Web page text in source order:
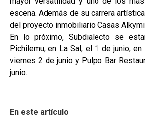
escena. Además de su carrera
del proyecto inmobiliario Casas
En lo próximo, Subdialecto se
Pichilemu, en La Sal, el 1 de junio; en
viernes 2 de junio y Pulpo Bar
junio.
En este artículo